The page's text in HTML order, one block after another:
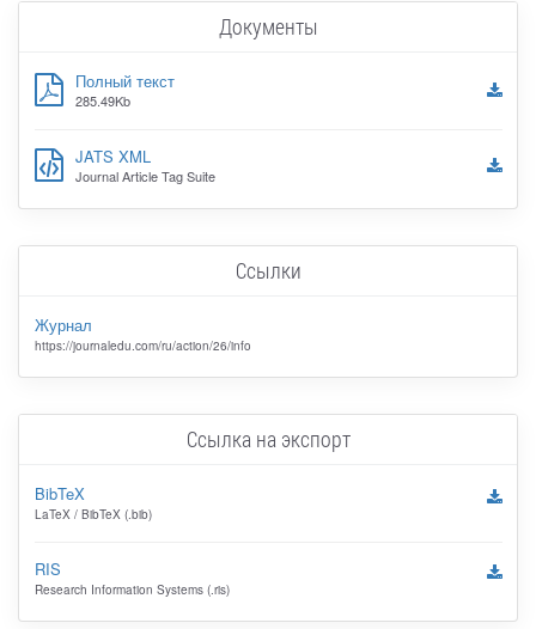
Документы
Полный текст
285.49Kb
JATS XML
Journal Article Tag Suite
Ссылки
Журнал
https://journaledu.com/ru/action/26/info
Ссылка на экспорт
BibTeX
LaTeX / BibTeX (.bib)
RIS
Research Information Systems (.ris)